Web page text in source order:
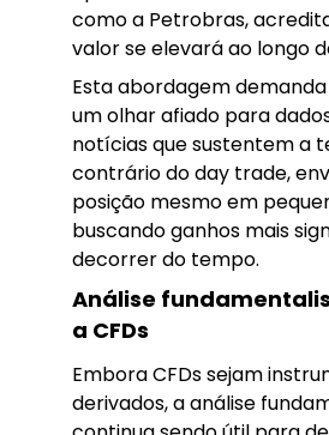
como a Petrobras,
valor se elevará ao longo
Esta abordagem
um olhar afiado para
notícias que sustentem a
contrário do day trade,
posição mesmo em
buscando ganhos mais
decorrer do tempo.
Análise
a CFDs
Embora CFDs sejam
derivados, a análise